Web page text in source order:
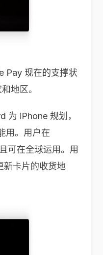
Pay 现在的支撑状
地区。
为 iPhone 规划，
用。用户在
可在全球运用。用
新卡片的收货地